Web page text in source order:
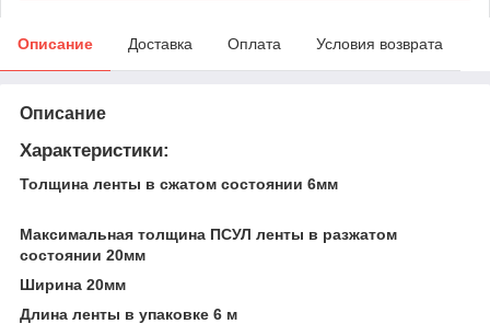
Описание Доставка Оплата Условия возврата
Описание
Характеристики:
Толщина ленты в сжатом состоянии 6мм
Максимальная толщина ПСУЛ ленты в разжатом
состоянии 20мм
Ширина 20мм
Длина ленты в упаковке 6 м